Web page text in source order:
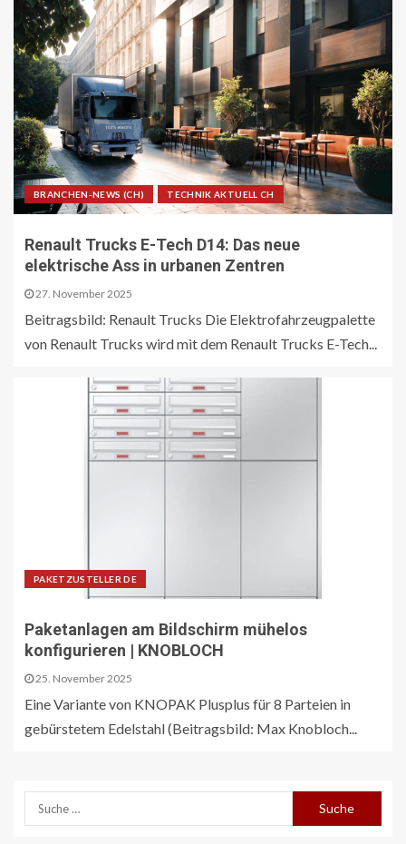
BRANCHEN-NEWS (CH) TECHNIK AKTUELL CH
Renault Trucks E-Tech D14: Das neue
elektrische Ass in urbanen Zentren
27. November 2025
Beitragsbild: Renault Trucks Die Elektrofahrzeugpalette
von Renault Trucks wird mit dem Renault Trucks E-Tech...
PAKETZUSTELLER DE
Paketanlagen am Bildschirm mühelos
konfigurieren | KNOBLOCH
25. November 2025
Eine Variante von KNOPAK Plusplus für 8 Parteien in
gebürstetem Edelstahl (Beitragsbild: Max Knobloch...